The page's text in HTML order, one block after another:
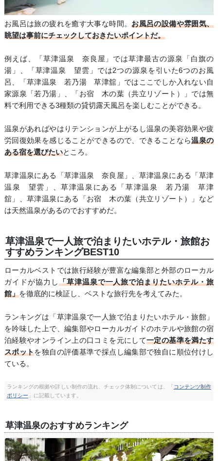
お風呂は旅の疲れを癒す大事な時間。お風呂の設備や雰囲気、
眺望は事前にチェックしておきたいポイントだ。
例えば、「草津温泉 奈良屋」では草津最古の源泉「白旗の
湯」、「草津温泉 望雲」では2つの源泉を引いた6つのお風
呂、「草津温泉 若乃湯 草津舘」ではここでしか入れない自
家源泉「若乃湯」、「お宿 木の葉（共立リゾート）」では無
料で利用できる3種類の貸切露天風呂を楽しむことができる。
温泉があればやはりテンションが上がるし温泉の美容効果や疲
労回復効果を感じることができるので、できることなら温泉の
ある宿を選びたいところ。
草津温泉にある「草津温泉 奈良屋」、草津温泉にある「草津
温泉 望雲」、草津温泉にある「草津温泉 若乃湯 草津
舘」、草津温泉にある「お宿 木の葉（共立リゾート）」など
は天然温泉があるのでおすすめだ。
草津温泉で一人旅で泊まりたいホテル・旅館お
すすめランキングBEST10
ローカルベストでは旅行経験が豊富な編集部と外部のローカル
ガイドが協力し「草津温泉で一人旅で泊まりたいホテル・旅
館」を徹底的に検証し、ベストな旅行先を考えてみた。
ランキングは「草津温泉で一人旅で泊まりたいホテル・旅館」
を吟味した上で、編集部やローカルガイドのホテルや旅館の宿
泊経験やオンライン上の口コミを元にして一定の基準を満たす
スポットを独自の評価基準で採点し編集部で独自に順位付けし
ている。
ランキングの根拠や詳しい制作の流れ、チェック体制については、「 コンテンツ制作
ポリシー 」に記載しています。
草津温泉のおすすめランキング